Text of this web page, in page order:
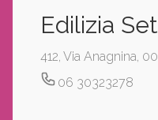
Edilizia
412, Via Anagnina,
06 30323278